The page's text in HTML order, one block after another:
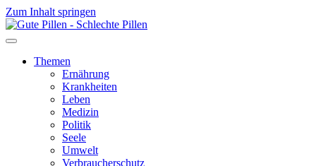
Zum Inhalt springen
Themen
Ernährung
Krankheiten
Leben
Medizin
Politik
Seele
Umwelt
Verbraucherschutz